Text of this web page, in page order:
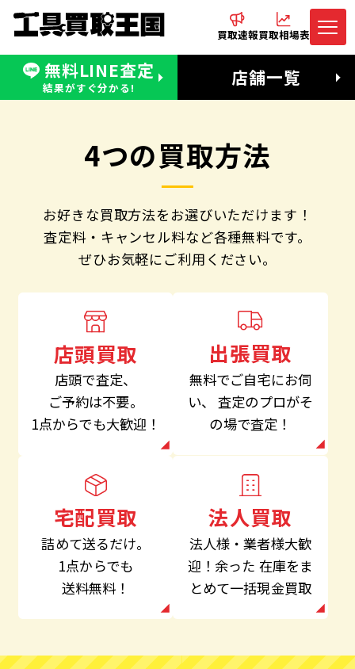
買取速報買取相場表
無料LINE査定
結果がすぐ分かる! 店舗一覧
無料LINE査定
受付：11:00〜19:00 木曜定休日
電話でお問合わせ
営業時間：11:00〜20:00
4つの買取方法
お好きな買取方法をお選びいただけます！
査定料・キャンセル料など各種無料です。
ぜひお気軽にご利用ください。
店頭買取
店頭で査定、
ご予約は不要。
1点からでも大歓迎！
出張買取
無料でご自宅にお伺
い、
査定のプロがそ
の場で査定！
宅配買取
詰めて送るだけ。
1点からでも
送料無料！
法人買取
法人様・業者様大歓
迎！余った 在庫をま
とめて一括現金買取